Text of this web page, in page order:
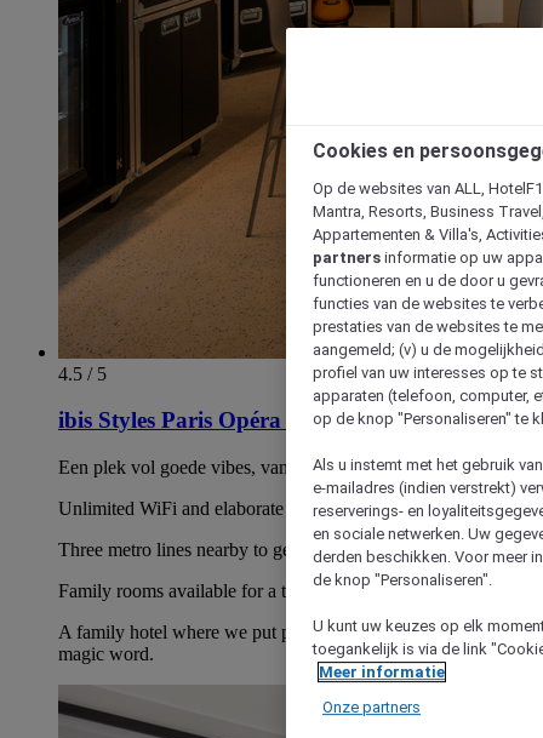
4.5 / 5
ibis Styles Paris Opéra Lafayette
Een plek vol goede vibes, van top tot teen gerenoveerd.
Unlimited WiFi and elaborate breakfast.
Three metro lines nearby to get around the capital.
Family rooms available for a trip with the whole gang.
A family hotel where we put people first. Friendliness is the
magic word.
Cookies en
Op de websites van ALL,
Mantra, Resorts, Business
Appartementen & Villa's,
partners informatie op uw
functioneren en u de door u
functies van de websites te
prestaties van de websites te
aangemeld; (v) u de
profiel van uw interesses op te
apparaten (telefoon, computer,
op de knop "Personaliseren" te
Als u instemt met het gebruik
e-mailadres (indien verstrekt)
reserverings- en
en sociale netwerken. Uw
derden beschikken. Voor meer
de knop "Personaliseren".
U kunt uw keuzes op elk
toegankelijk is via de link
Meer informatie
Onze partners